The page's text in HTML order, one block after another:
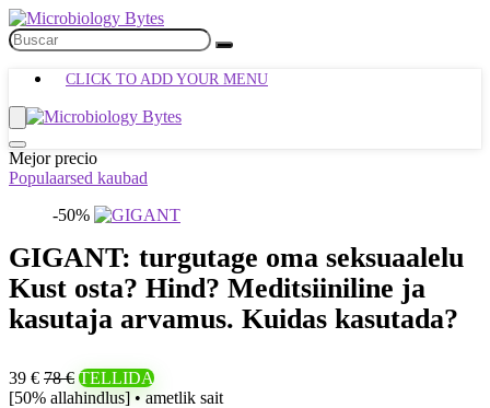
CLICK TO ADD YOUR MENU
Mejor precio
Populaarsed kaubad
-50%
GIGANT: turgutage oma seksuaalelu
Kust osta? Hind? Meditsiiniline ja
kasutaja arvamus. Kuidas kasutada?
39 € 78 € TELLIDA
[50% allahindlus] • ametlik sait